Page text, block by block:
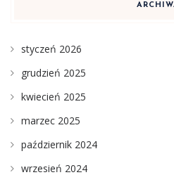
styczeń 2026
grudzień 2025
kwiecień 2025
marzec 2025
październik 2024
wrzesień 2024